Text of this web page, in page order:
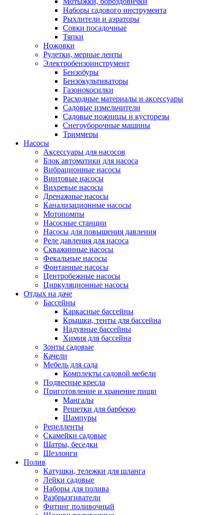
Наборы садового инструмента
Рыхлители и аэраторы
Совки посадочные
Тяпки
Ножовки
Рулетки, мерные ленты
Электробензоинструмент
Бензобуры
Бензокультиваторы
Газонокосилки
Расходные материалы и аксессуары
Садовые измельчители
Садовые ножницы и кусторезы
Снегоуборочные машины
Триммеры
Насосы
Аксессуары для насосов
Блок автоматики для насоса
Вибрационные насосы
Винтовые насосы
Вихревые насосы
Дренажные насосы
Канализационные насосы
Мотопомпы
Насосные станции
Насосы для повышения давления
Реле давления для насоса
Скважинные насосы
Фекальные насосы
Фонтанные насосы
Центробежные насосы
Циркуляционные насосы
Отдых на даче
Бассейны
Каркасные бассейны
Крышки, тенты для бассейна
Надувные бассейны
Химия для бассейна
Зонты садовые
Качели
Мебель для сада
Комплекты садовой мебели
Подвесные кресла
Приготовление и хранение пищи
Мангалы
Решетки для барбекю
Шампуры
Репелленты
Скамейки садовые
Шатры, беседки
Шезлонги
Полив
Катушки, тележки для шланга
Лейки садовые
Наборы для полива
Разбрызгиватели
Фитинг поливочный